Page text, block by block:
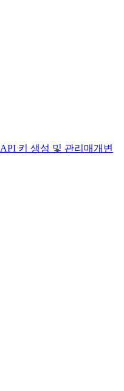
API 키 생성 및 관리 매개변